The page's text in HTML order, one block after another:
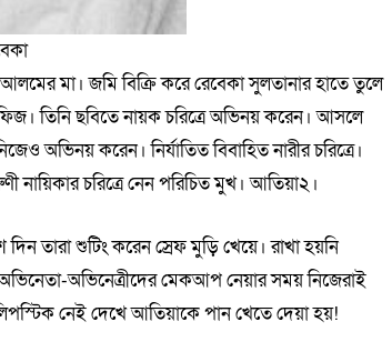
মা। জমি বিক্রি করে রেবেকা সুলতানার হাতে তুলে
তিনি ছবিতে নায়ক চরিত্রে অভিনয় করেন। আসলে
অভিনয় করেন। নির্যাতিত বিবাহিত নারীর চরিত্রে।
চরিত্রে নেন পরিচিত মুখ। আতিয়া২।
তারা শুটিং করেন স্রেফ মুড়ি খেয়ে। রাখা হয়নি
অভিনেত্রীদের মেকআপ নেয়ার সময় নিজেরাই
নেই দেখে আতিয়াকে পান খেতে দেয়া হয়!